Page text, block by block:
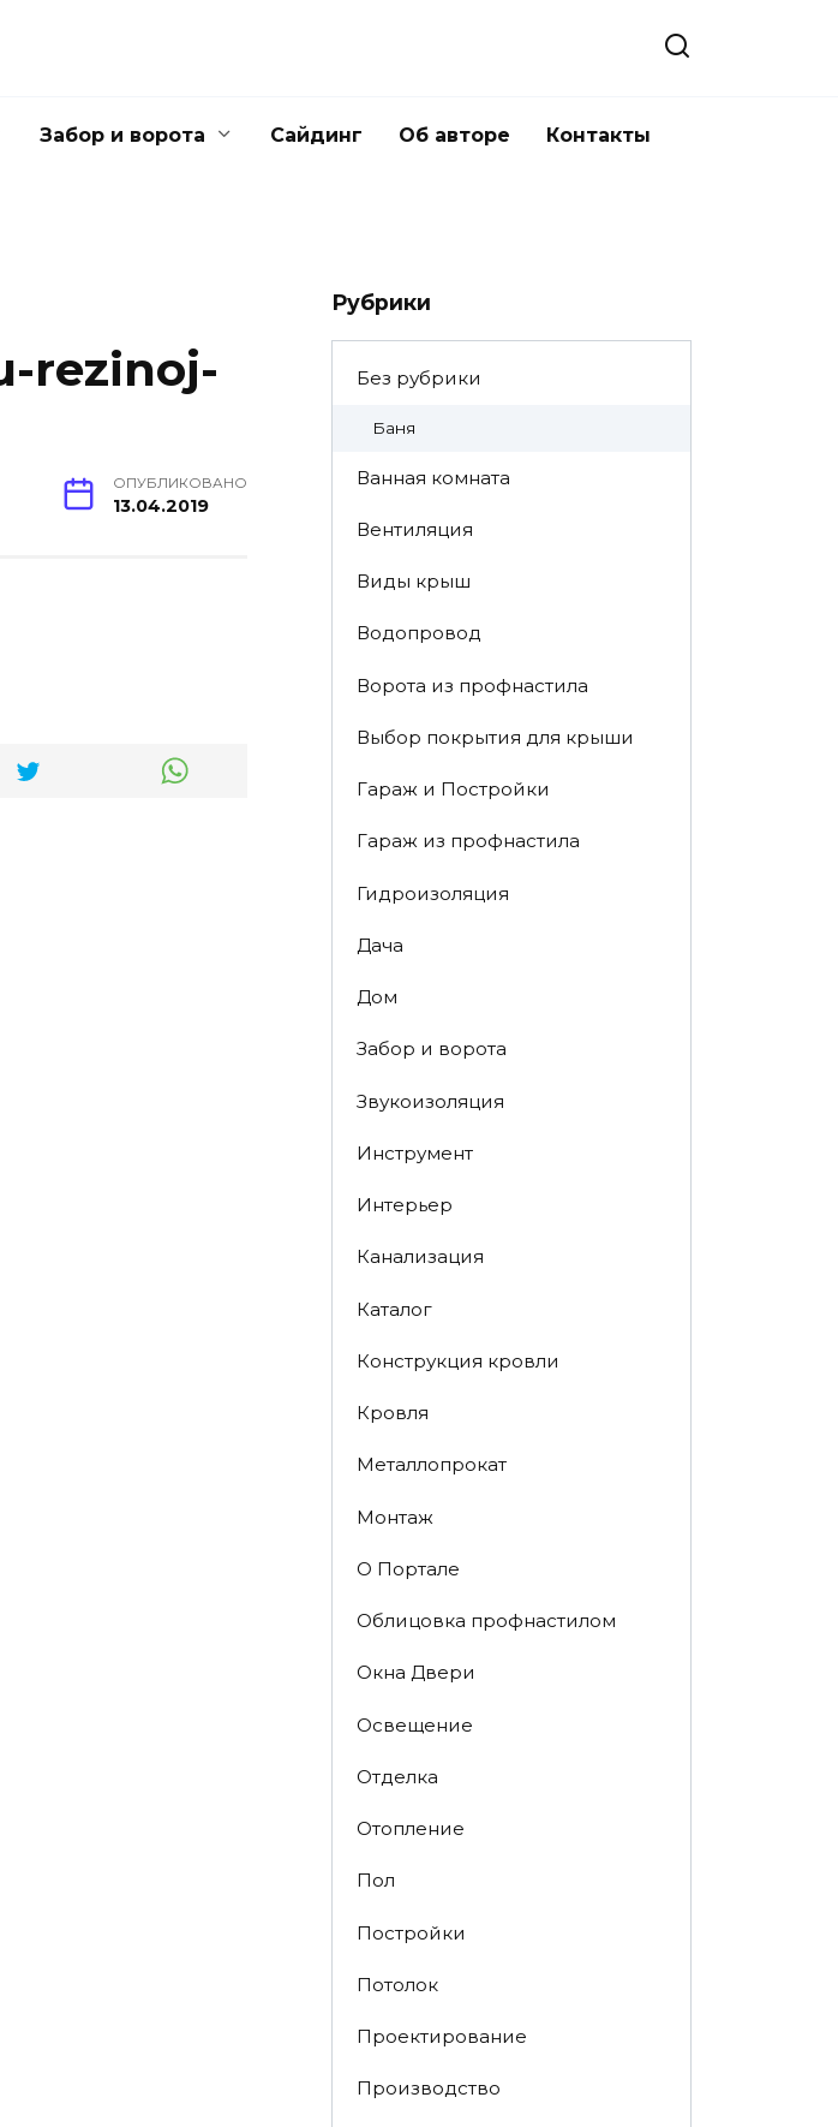
Забор и ворота Сайдинг Об авторе Контакты
rezinoj-
ОПУБЛИКОВАНО
13.04.2019
Рубрики
Без рубрики
Баня
Ванная комната
Вентиляция
Виды крыш
Водопровод
Ворота из профнастила
Выбор покрытия для крыши
Гараж и Постройки
Гараж из профнастила
Гидроизоляция
Дача
Дом
Забор и ворота
Звукоизоляция
Инструмент
Интерьер
Канализация
Каталог
Конструкция кровли
Кровля
Металлопрокат
Монтаж
О Портале
Облицовка профнастилом
Окна Двери
Освещение
Отделка
Отопление
Пол
Постройки
Потолок
Проектирование
Производство